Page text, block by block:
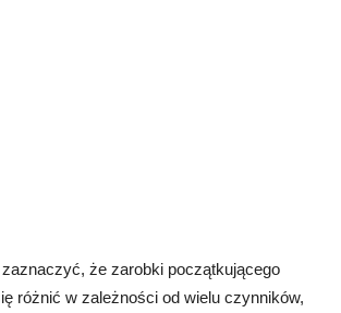
że zarobki początkującego
różnić w zależności od wielu czynników,